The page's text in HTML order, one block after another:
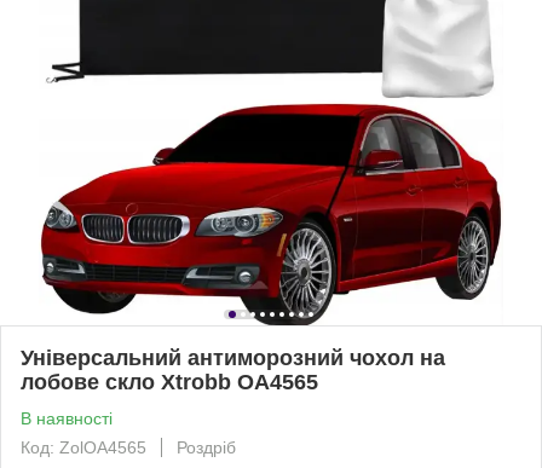
Універсальний антиморозний чохол на
лобове скло Xtrobb OA4565
В наявності
Код: ZolOA4565
Роздріб